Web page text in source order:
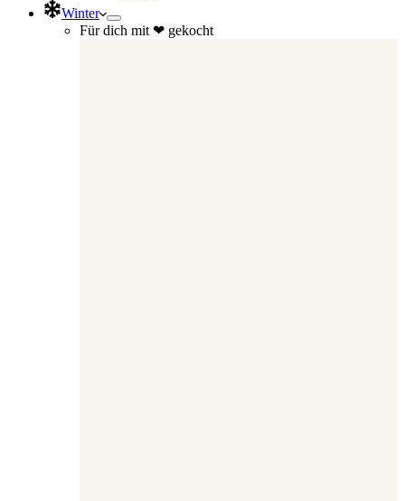
Winter
Für dich mit ❤ gekocht